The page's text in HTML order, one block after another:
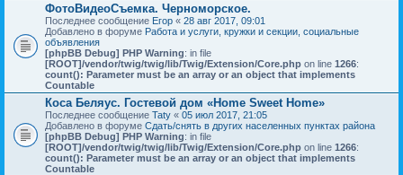
ФотоВидеоСъемка. Черноморское.
Последнее сообщение Егор « 28 авг 2017, 09:01
Добавлено в форуме Работа и услуги, кружки и секции, социальные
объявления
[phpBB Debug] PHP Warning: in file
[ROOT]/vendor/twig/twig/lib/Twig/Extension/Core.php on line 1266:
count(): Parameter must be an array or an object that implements
Countable
Коса Беляус. Гостевой дом «Home Sweet Home»
Последнее сообщение Taty « 05 июл 2017, 21:05
Добавлено в форуме Сдать/снять в других населенных пунктах района
[phpBB Debug] PHP Warning: in file
[ROOT]/vendor/twig/twig/lib/Twig/Extension/Core.php on line 1266:
count(): Parameter must be an array or an object that implements
Countable